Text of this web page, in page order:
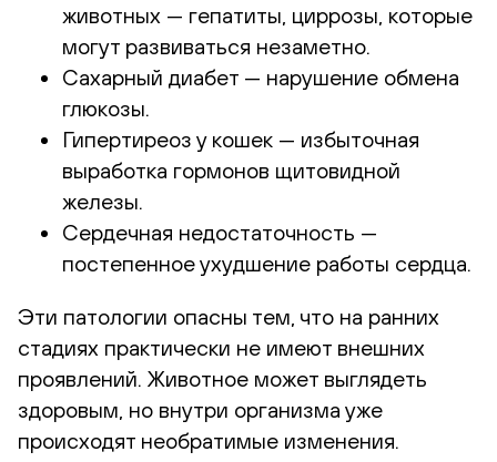
животных — гепатиты, циррозы, которые
могут развиваться незаметно.
Сахарный диабет — нарушение обмена
глюкозы.
Гипертиреоз у кошек — избыточная
выработка гормонов щитовидной
железы.
Сердечная недостаточность —
постепенное ухудшение работы сердца.
Эти патологии опасны тем, что на ранних
стадиях практически не имеют внешних
проявлений. Животное может выглядеть
здоровым, но внутри организма уже
происходят необратимые изменения.